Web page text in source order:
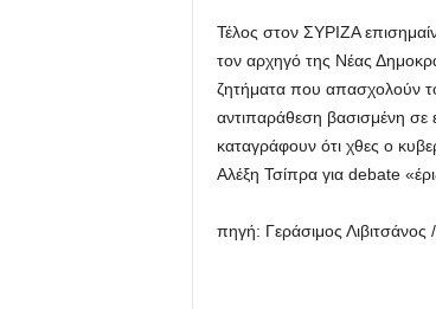
Τέλος στον ΣΥΡΙΖΑ
τον αρχηγό της Νέας
ζητήματα που απασχολούν
αντιπαράθεση βασισμένη σε
καταγράφουν ότι χθες ο
Αλέξη Τσίπρα για debate
πηγή: Γεράσιμος Λιβιτσάνος